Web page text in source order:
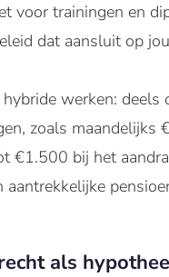
voor trainingen en
dat aansluit op
werken: deels
zoals
€1.500 bij het
aantrekkelijke
als